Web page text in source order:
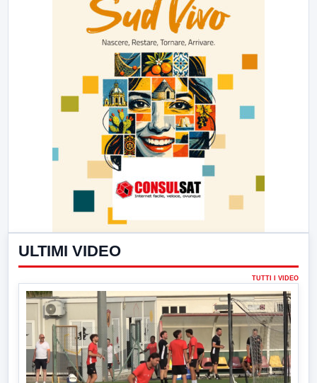
ULTIMI VIDEO
TUTTI I VIDEO